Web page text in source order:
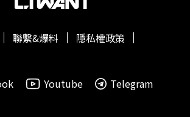
聯繫&爆料
隱私權政策
Youtube Telegram